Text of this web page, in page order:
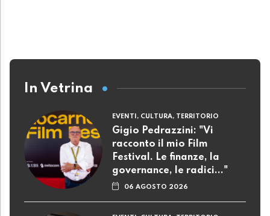
In Vetrina
EVENTI, CULTURA, TERRITORIO
Gigio Pedrazzini: "Vi
racconto il mio Film
Festival. Le finanze, la
governance, le radici..."
06 AGOSTO 2026